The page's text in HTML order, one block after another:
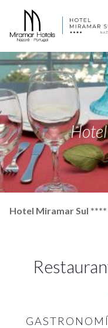
Hotel Miramar Sul ****